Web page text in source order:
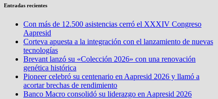
Entradas recientes
Con más de 12.500 asistencias cerró el XXXIV Congreso
Aapresid
Corteva apuesta a la integración con el lanzamiento de nuevas
tecnologías
Brevant lanzó su «Colección 2026» con una renovación
genética histórica
Pioneer celebró su centenario en Aapresid 2026 y llamó a
acortar brechas de rendimiento
Banco Macro consolidó su liderazgo en Aapresid 2026